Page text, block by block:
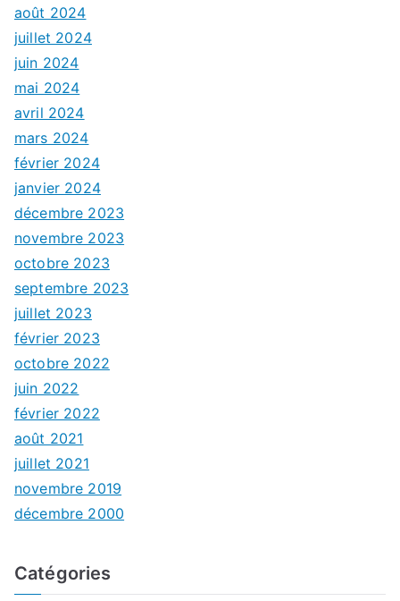
août 2024
juillet 2024
juin 2024
mai 2024
avril 2024
mars 2024
février 2024
janvier 2024
décembre 2023
novembre 2023
octobre 2023
septembre 2023
juillet 2023
février 2023
octobre 2022
juin 2022
février 2022
août 2021
juillet 2021
novembre 2019
décembre 2000
Catégories